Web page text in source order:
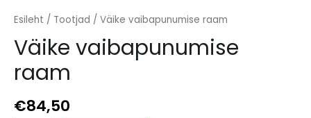
Esileht / Tootjad / Väike vaibapunumise raam
Väike vaibapunumise
raam
€84,50